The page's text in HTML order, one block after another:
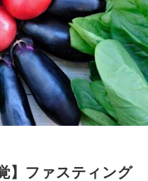
】ファスティング